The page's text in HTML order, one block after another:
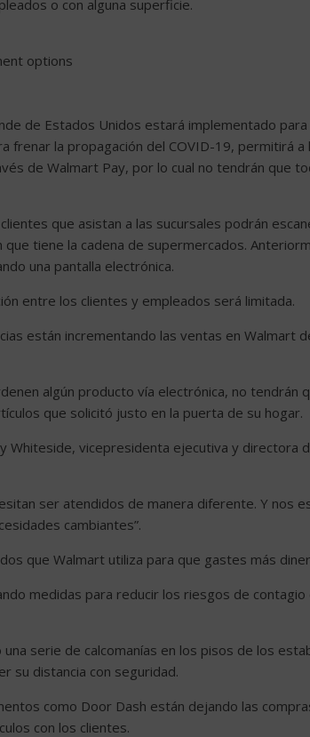
o con alguna superficie.
options
de Estados Unidos estará implementado para
frenar la propagación del COVID-19, permitirá
de Walmart Pay, por lo cual no tendrán que
que asistan a las sucursales podrán
tiene la cadena de supermercados.
una pantalla electrónica.
entre los clientes y empleados será limitada.
están incrementando las ventas en Walmart
algún producto vía electrónica, no tendrán
que solicitó justo en la puerta de su hogar.
Whiteside, vicepresidenta ejecutiva y directora
ser atendidos de manera diferente. Y nos
cambiantes”.
que Walmart utiliza para que gastes más
medidas para reducir los riesgos de
serie de calcomanías en los pisos de los
su distancia con seguridad.
como Door Dash están dejando las
con los clientes.